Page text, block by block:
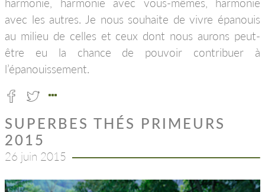
avec les autres. Je nous souhaite de vivre épanouis
au milieu de celles et ceux dont nous aurons peut-
être eu la chance de pouvoir contribuer à
l’épanouissement.
SUPERBES THÉS PRIMEURS
2015
26 juin 2015